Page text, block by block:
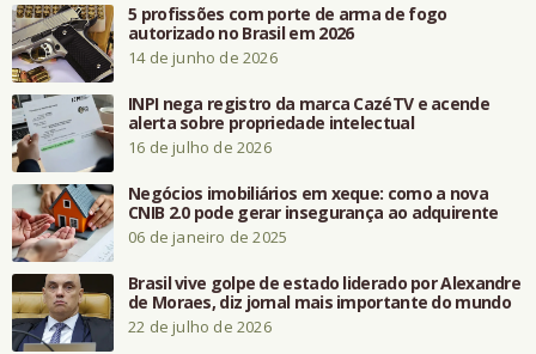
5 profissões com porte de arma de fogo
autorizado no Brasil em 2026
14 de junho de 2026
INPI nega registro da marca CazéTV e acende
alerta sobre propriedade intelectual
16 de julho de 2026
Negócios imobiliários em xeque: como a nova
CNIB 2.0 pode gerar insegurança ao adquirente
06 de janeiro de 2025
Brasil vive golpe de estado liderado por Alexandre
de Moraes, diz jornal mais importante do mundo
22 de julho de 2026